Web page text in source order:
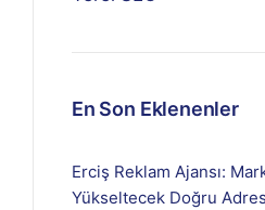
En Son Eklenenler
Erciş Reklam Ajansı:
Yükseltecek Doğru Adres